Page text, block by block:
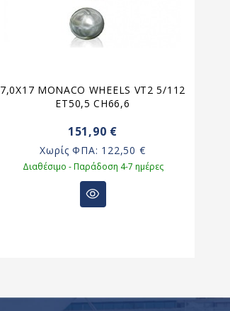
7,0X17 MONACO WHEELS VT2 5/112
ET50,5 CH66,6
151,90 €
Χωρίς ΦΠΑ: 122,50 €
Διαθέσιμο - Παράδοση 4-7 ημέρες